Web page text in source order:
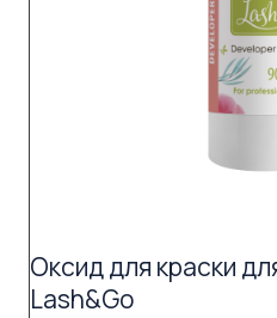
Оксид для краски
Lash&Go